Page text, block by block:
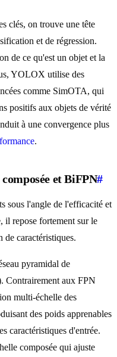
clés, on trouve une tête
et de régression.
de ce qu'est un objet et la
YOLOX utilise des
comme SimOTA, qui
positifs aux objets de vérité
à une convergence plus
.
et BiFPN#
sous l'angle de l'efficacité et
repose fortement sur le
caractéristiques.
pyramidal de
Contrairement aux FPN
multi-échelle des
des poids apprenables
caractéristiques d'entrée.
composée qui ajuste